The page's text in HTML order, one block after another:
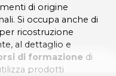
di origine
Si occupa anche di
ricostruzione
al dettaglio e
di formazione di
prodotti